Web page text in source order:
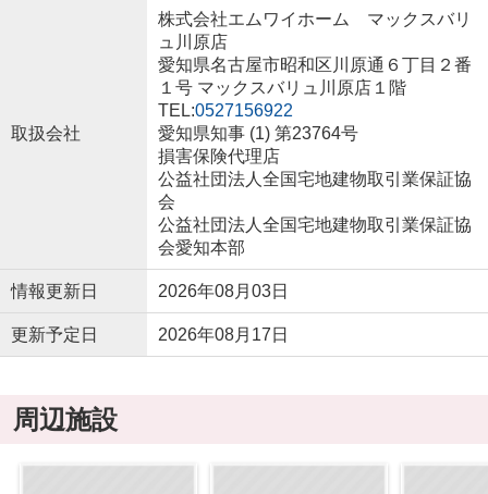
取扱会社
株式会社エムワイホーム マックスバリ
ュ川原店
愛知県名古屋市昭和区川原通６丁目２番
１号 マックスバリュ川原店１階
TEL:0527156922
愛知県知事 (1) 第23764号
損害保険代理店
公益社団法人全国宅地建物取引業保証協
会
公益社団法人全国宅地建物取引業保証協
会愛知本部
情報更新日 2026年08月03日
更新予定日 2026年08月17日
周辺施設